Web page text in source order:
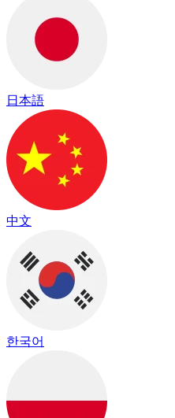
日本語
中文
한국어